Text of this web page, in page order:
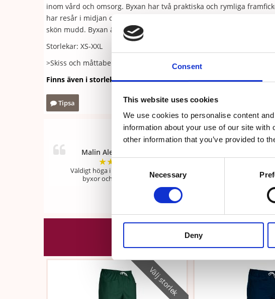
Consent
This website uses cookies
We use cookies to personalise content
information about your use of our site
other information that you’ve provided to
Consent
Necessary
Deny
inom vård och omsorg. Byxan har två praktiska och rymliga
har resår i midjan och en snodd som löper runt hela midjan för
skön mudd. Byxan är sydd i en skön och mjuk twill i 65 % polyester/
Storlekar: XS-XXL
>Skiss och måttabell
Finns även i storlekarna 3XL - 8XL. Se här!
Tipsa
Malin Alexandra Frost
★★★★★
Väldigt höga i midjan men sköna
byxor och bra passform!
Välj storlek